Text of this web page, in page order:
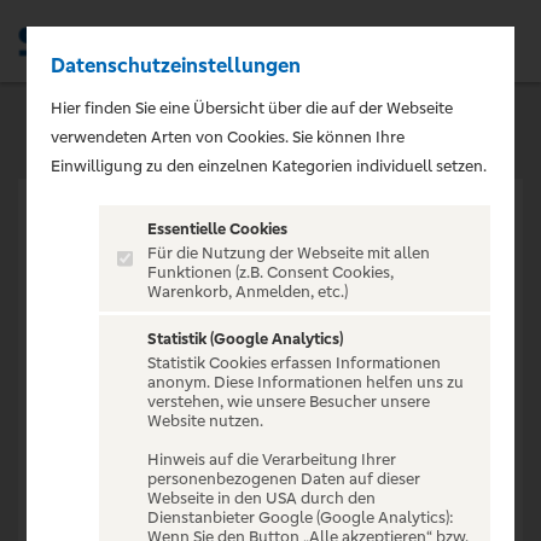
VERANSTALTUNG NICHT
GEFUNDEN
Zur Startseite
Datenschutzeinstellungen
Hier finden Sie eine Übersicht über die auf der Webseite
verwendeten Arten von Cookies. Sie können Ihre
Einwilligung zu den einzelnen Kategorien individuell setzen.
Essentielle Cookies
Für die Nutzung der Webseite mit allen
Funktionen (z.B. Consent Cookies,
Warenkorb, Anmelden, etc.)
Statistik (Google Analytics)
Statistik Cookies erfassen Informationen
anonym. Diese Informationen helfen uns zu
verstehen, wie unsere Besucher unsere
Website nutzen.
Hinweis auf die Verarbeitung Ihrer
personenbezogenen Daten auf dieser
Webseite in den USA durch den
Dienstanbieter Google (Google Analytics):